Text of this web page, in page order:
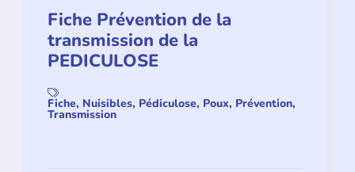
Fiche Prévention de la
transmission de la
PEDICULOSE
Fiche, Nuisibles, Pédiculose, Poux, Prévention,
Transmission